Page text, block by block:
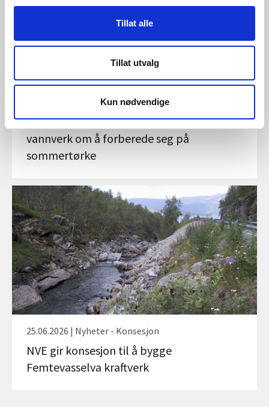
Tillat alle
Tillat utvalg
Kun nødvendige
02.07.2026 | Nyheter - Konsesjon
NVE ber jordbruk, settefiskanlegg og
vannverk om å forberede seg på
sommertørke
25.06.2026 | Nyheter - Konsesjon
NVE gir konsesjon til å bygge
Femtevasselva kraftverk